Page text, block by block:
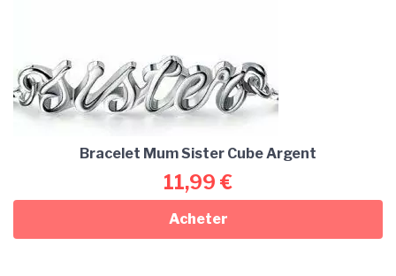
Bracelet Mum Sister Cube Argent
11,99 €
Acheter